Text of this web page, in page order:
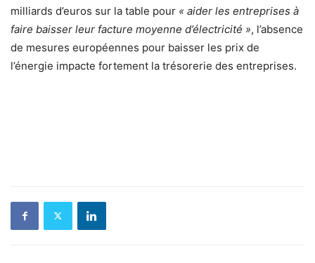
milliards d’euros sur la table pour « aider les entreprises à
faire baisser leur facture moyenne d’électricité », l’absence
de mesures européennes pour baisser les prix de
l’énergie impacte fortement la trésorerie des entreprises.